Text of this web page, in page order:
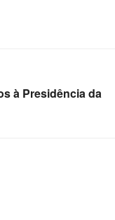
à Presidência da